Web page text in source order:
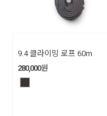
9.4 클라이밍 로프 60m
280,000원